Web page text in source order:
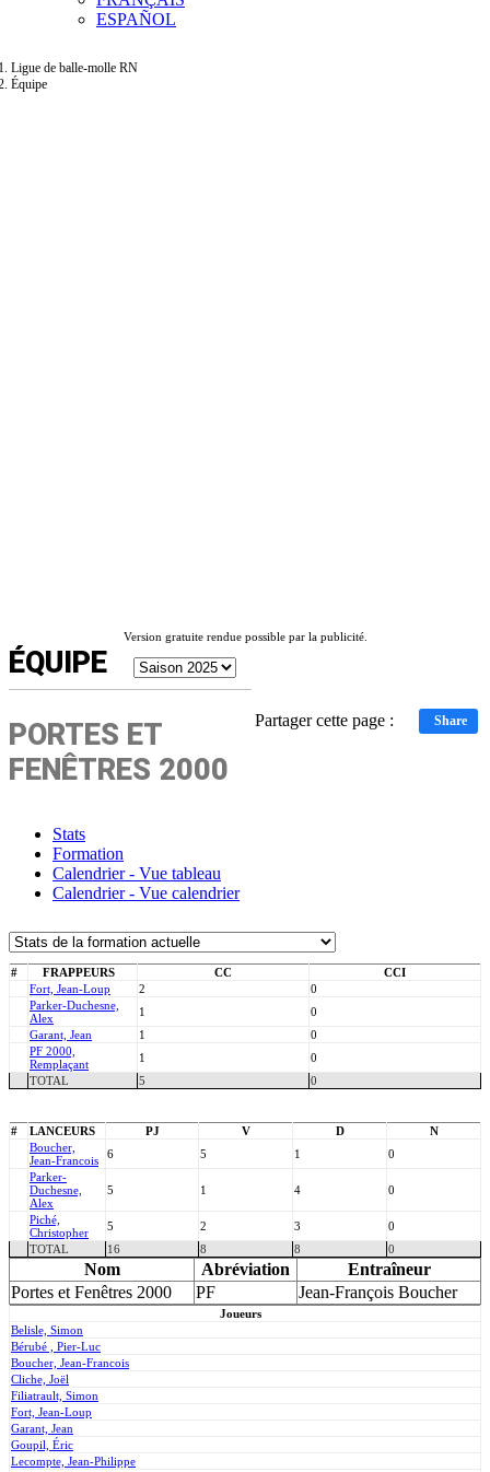
ESPAÑOL
Ligue de balle-molle RN
Équipe
Version gratuite rendue possible par la publicité.
ÉQUIPE
Partager cette page : Share
PORTES ET
FENÊTRES 2000
Stats
Formation
Calendrier - Vue tableau
Calendrier - Vue calendrier
# FRAPPEURS CC
CCI
Fort, Jean-Loup
2
0
Parker-Duchesne,
Alex
1
0
Garant, Jean
1
0
PF 2000,
Remplaçant
1
0
TOTAL
5 0
# LANCEURS PJ V D
N
Boucher,
Jean-Francois
6 5 1
0
Parker-
Duchesne,
Alex
5 1 4 0
Piché,
Christopher
5 2 3
0
TOTAL
16 8 8 0
Nom Abréviation
Entraîneur
Portes et Fenêtres 2000
PF Jean-François Boucher
Joueurs
Belisle, Simon
Bérubé , Pier-Luc
Boucher, Jean-Francois
Cliche, Joël
Filiatrault, Simon
Fort, Jean-Loup
Garant, Jean
Goupil, Éric
Lecompte, Jean-Philippe